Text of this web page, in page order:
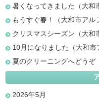
暑くなってきました（大和
もうすぐ春！（大和市アル
クリスマスシーズン（大和
10月になりました（大和市
夏のクリーニングへどうぞ
2026年5月